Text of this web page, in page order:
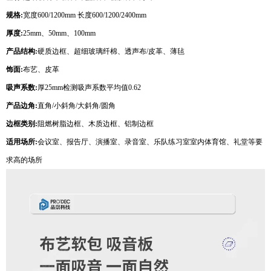
规格:宽度600/1200mm 长度600/1200/2400mm
厚度:25mm、50mm、100mm
产品结构:硬质边框、超细玻璃纤棉、透声布/皮革、薄毡
饰面:布艺、皮革
吸声系数:厚25mm检测吸声系数平均值0.62
产品边角:直角/小斜角/大斜角/圆角
边框类别:阻燃树脂边框、木质边框、铝制边框
适用场所:会议室、报告厅、演播室、录音室、乐队练习室室内体育馆、礼堂等要
求高的场所